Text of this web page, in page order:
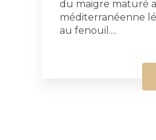
du maigre maturé
méditerranéenne
au fenouil....